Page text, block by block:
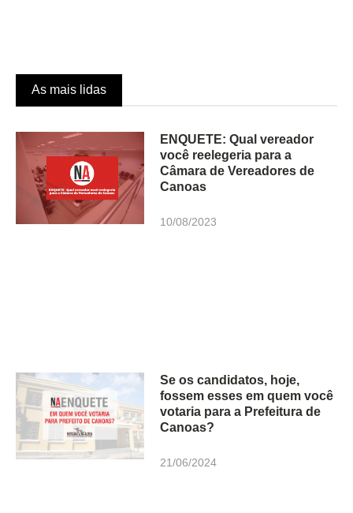
As mais lidas
ENQUETE: Qual vereador
você reelegeria para a
Câmara de Vereadores de
Canoas
10/08/2023
Se os candidatos, hoje,
fossem esses em quem você
votaria para a Prefeitura de
Canoas?
21/06/2024